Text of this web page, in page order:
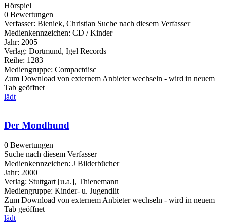
Hörspiel
0 Bewertungen
Verfasser: Bieniek, Christian Suche nach diesem Verfasser
Medienkennzeichen: CD / Kinder
Jahr: 2005
Verlag: Dortmund, Igel Records
Reihe: 1283
Mediengruppe: Compactdisc
Zum Download von externem Anbieter wechseln - wird in neuem
Tab geöffnet
lädt
Der Mondhund
0 Bewertungen
Suche nach diesem Verfasser
Medienkennzeichen: J Bilderbücher
Jahr: 2000
Verlag: Stuttgart [u.a.], Thienemann
Mediengruppe: Kinder- u. Jugendlit
Zum Download von externem Anbieter wechseln - wird in neuem
Tab geöffnet
lädt